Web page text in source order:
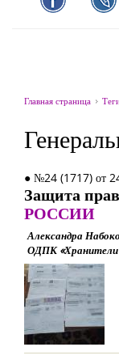
Главная страница
● №24 (1717) от
Защита
РОССИИ
Александра
ОДПК «Хранители